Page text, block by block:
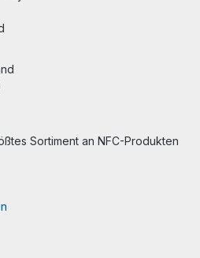
Sortiment an NFC-Produkten